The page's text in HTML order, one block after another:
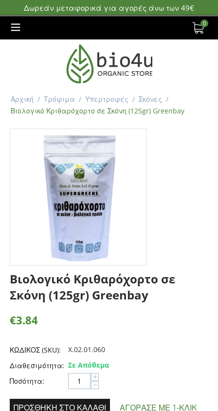
Δωρεάν μεταφορικά για αγορές άνω των 49€
0
Αρχική / Τρόφιμα / Υπερτροφές / Σκόνες /
Βιολογικό Κριθαρόχορτο σε Σκόνη (125gr) Greenbay
Βιολογικό Κριθαρόχορτο σε
Σκόνη (125gr) Greenbay
€3.84
ΚΩΔΙΚΟΣ (SKU):
X.02.01.060
Διαθεσιμότητα: Σε Απόθεμα
Ποσότητα:
+
−
ΠΡΟΣΘΉΚΗ ΣΤΟ ΚΑΛΆΘΙ ΑΓΌΡΑΣΕ ΜΕ 1-ΚΛΙΚ